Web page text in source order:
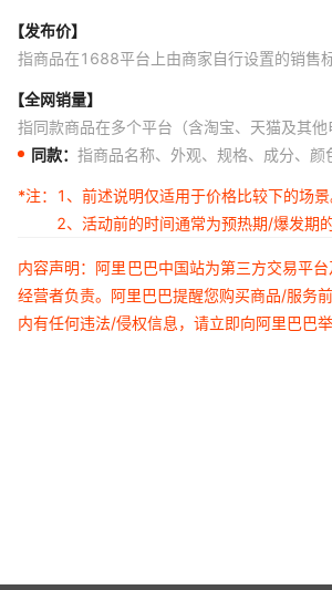
【发布价】
指商品在1688平台上由商家自行设置的销售
【全网销量】
指同款商品在多个平台（含淘宝、天猫及其
同款： 指商品名称、外观、规格、成分、颜
*注：
1、前述说明仅适用于价格比较下的场景
2、活动前的时间通常为预热期/爆发期
内容声明：阿里巴巴中国站为第三方交易平
经营者负责。阿里巴巴提醒您购买商品/服务
内有任何违法/侵权信息，请立即向阿里巴巴